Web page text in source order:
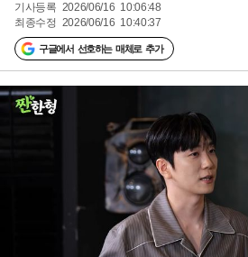
기사등록 2026/06/16 10:06:48
최종수정 2026/06/16 10:40:37
구글에서 선호하는 매체로 추가